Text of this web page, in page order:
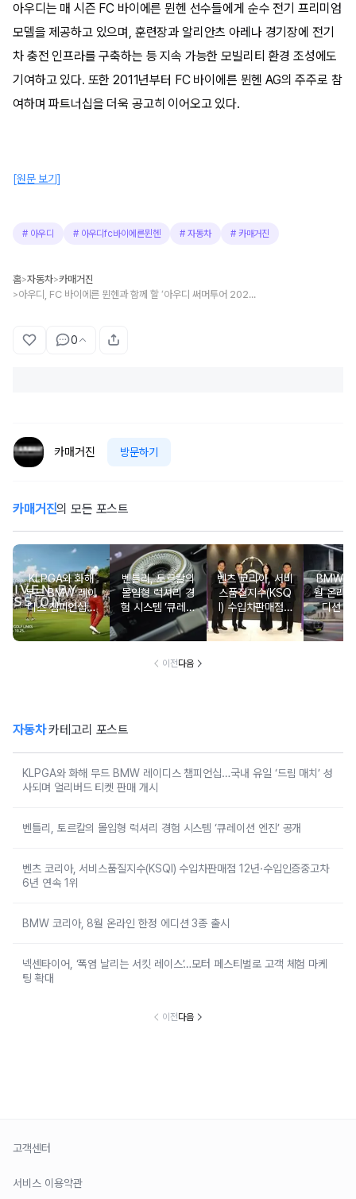
아우디는 매 시즌 FC 바이에른 뮌헨 선수들에게 순수 전기 프리미엄
모델을 제공하고 있으며, 훈련장과 알리안츠 아레나 경기장에 전기
차 충전 인프라를 구축하는 등 지속 가능한 모빌리티 환경 조성에도
기여하고 있다. 또한 2011년부터 FC 바이에른 뮌헨 AG의 주주로 참
여하며 파트너십을 더욱 공고히 이어오고 있다.
[원문 보기]
# 아우디 # 아우디fc바이에른뮌헨 # 자동차 # 카매거진
홈>자동차>카매거진
> 아우디, FC 바이에른 뮌헨과 함께 할 ‘아우디 써머투어 2026 플레이어 에스코트’ 모집
0
카매거진 방문하기
카매거진의 모든 포스트
KLPGA와 화해
무드 BMW 레이
디스 챔피언십…
국내 유일 ‘드림
매치’ 성사되며 얼
벤틀리, 토르칼의
몰입형 럭셔리 경
험 시스템 ‘큐레이
션 엔진’ 공개
벤츠 코리아, 서비
스품질지수(KSQ
I) 수입차판매점 1
2년·수입인증중고
차 6년 연속 1위
BMW
월 온라
디션 3
이전다음
자동차카테고리 포스트
KLPGA와 화해 무드 BMW 레이디스 챔피언십…국내 유일 ‘드림 매치’ 성
사되며 얼리버드 티켓 판매 개시
벤틀리, 토르칼의 몰입형 럭셔리 경험 시스템 ‘큐레이션 엔진’ 공개
벤츠 코리아, 서비스품질지수(KSQI) 수입차판매점 12년·수입인증중고차
6년 연속 1위
BMW 코리아, 8월 온라인 한정 에디션 3종 출시
넥센타이어, ‘폭염 날리는 서킷 레이스’…모터 페스티벌로 고객 체험 마케
팅 확대
이전다음
고객센터
서비스 이용약관